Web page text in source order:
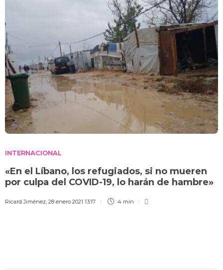
INTERNACIONAL
«En el Líbano, los refugiados, si no mueren
por culpa del COVID-19, lo harán de hambre»
Ricard Jiménez, 28 enero 2021 13:17 4 min